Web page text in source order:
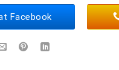
Facebook